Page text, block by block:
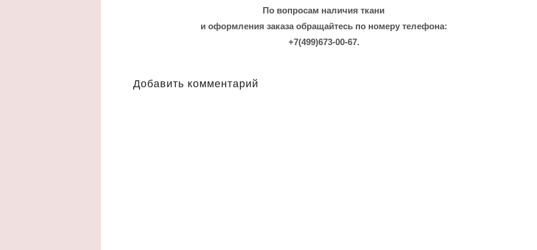
По вопросам наличия ткани
и оформления заказа обращайтесь по номеру телефона:
+7(499)673-00-67.
Добавить комментарий